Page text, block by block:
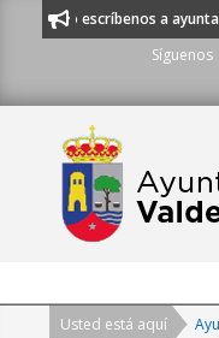
o escríbenos a
Síguenos
Navigation
Usted está aquí